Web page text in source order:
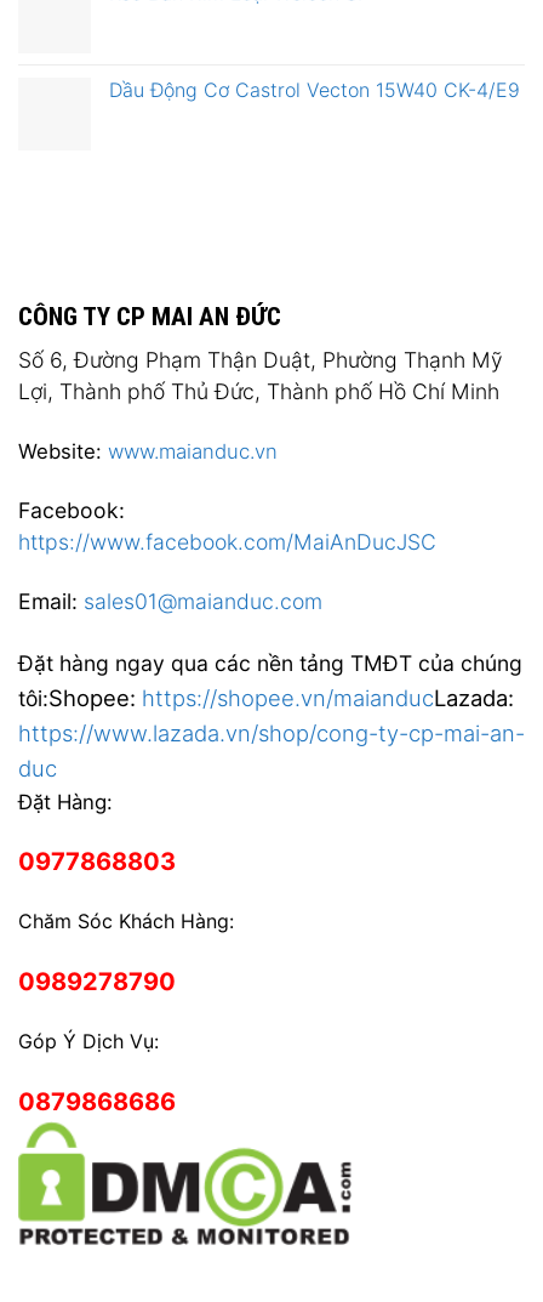
Dầu Động Cơ Castrol Vecton 15W40 CK-4/E9
CÔNG TY CP MAI AN ĐỨC
Số 6, Đường Phạm Thận Duật, Phường Thạnh Mỹ
Lợi, Thành phố Thủ Đức, Thành phố Hồ Chí Minh
Website: www.maianduc.vn
Facebook:
https://www.facebook.com/MaiAnDucJSC
Email: sales01@maianduc.com
Đặt hàng ngay qua các nền tảng TMĐT của chúng
tôi:Shopee: https://shopee.vn/maianducLazada:
https://www.lazada.vn/shop/cong-ty-cp-mai-an-
duc
Đặt Hàng:
0977868803
Chăm Sóc Khách Hàng:
0989278790
Góp Ý Dịch Vụ:
0879868686